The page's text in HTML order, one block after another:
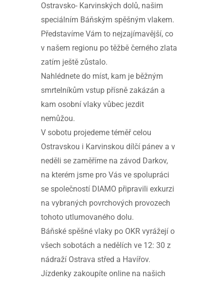
Ostravsko- Karvinských dolů, našim
speciálním Báňským spěšným vlakem.
Představíme Vám to nejzajímavější, co
v našem regionu po těžbě černého zlata
zatím ještě zůstalo.
Nahlédnete do míst, kam je běžným
smrtelníkům vstup přísně zakázán a
kam osobní vlaky vůbec jezdit
nemůžou.
V sobotu projedeme téměř celou
Ostravskou i Karvinskou dílčí pánev a v
neděli se zaměříme na závod Darkov,
na kterém jsme pro Vás ve spolupráci
se společností DIAMO připravili exkurzi
na vybraných povrchových provozech
tohoto utlumovaného dolu.
Báňské spěšné vlaky po OKR vyrážejí o
všech sobotách a nedělích ve 12: 30 z
nádraží Ostrava střed a Havířov.
Jízdenky zakoupíte online na našich